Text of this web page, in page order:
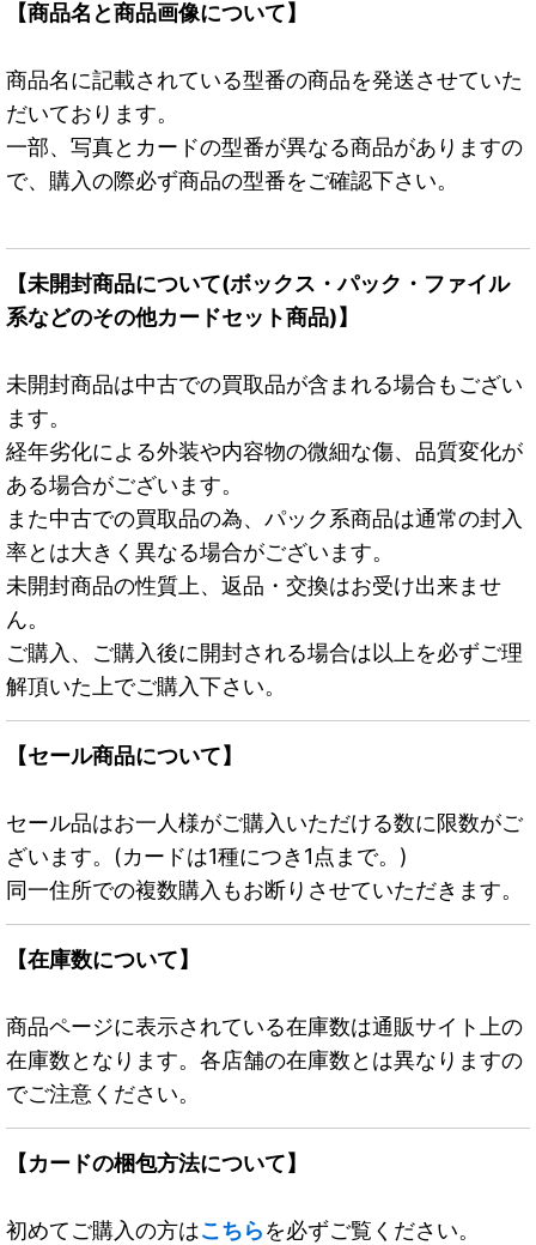
【商品名と商品画像について】
商品名に記載されている型番の商品を発送させていた
だいております。
一部、写真とカードの型番が異なる商品がありますの
で、購入の際必ず商品の型番をご確認下さい。
【未開封商品について(ボックス・パック・ファイル
系などのその他カードセット商品)】
未開封商品は中古での買取品が含まれる場合もござい
ます。
経年劣化による外装や内容物の微細な傷、品質変化が
ある場合がございます。
また中古での買取品の為、パック系商品は通常の封入
率とは大きく異なる場合がございます。
未開封商品の性質上、返品・交換はお受け出来ませ
ん。
ご購入、ご購入後に開封される場合は以上を必ずご理
解頂いた上でご購入下さい。
【セール商品について】
セール品はお一人様がご購入いただける数に限数がご
ざいます。(カードは1種につき1点まで。)
同一住所での複数購入もお断りさせていただきます。
【在庫数について】
商品ページに表示されている在庫数は通販サイト上の
在庫数となります。各店舗の在庫数とは異なりますの
でご注意ください。
【カードの梱包方法について】
初めてご購入の方はこちらを必ずご覧ください。